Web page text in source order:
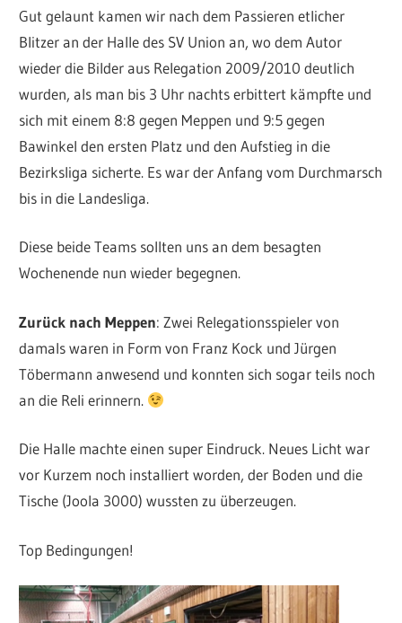
Gut gelaunt kamen wir nach dem Passieren etlicher
Blitzer an der Halle des SV Union an, wo dem Autor
wieder die Bilder aus Relegation 2009/2010 deutlich
wurden, als man bis 3 Uhr nachts erbittert kämpfte und
sich mit einem 8:8 gegen Meppen und 9:5 gegen
Bawinkel den ersten Platz und den Aufstieg in die
Bezirksliga sicherte. Es war der Anfang vom Durchmarsch
bis in die Landesliga.
Diese beide Teams sollten uns an dem besagten
Wochenende nun wieder begegnen.
Zurück nach Meppen: Zwei Relegationsspieler von
damals waren in Form von Franz Kock und Jürgen
Töbermann anwesend und konnten sich sogar teils noch
an die Reli erinnern.
Die Halle machte einen super Eindruck. Neues Licht war
vor Kurzem noch installiert worden, der Boden und die
Tische (Joola 3000) wussten zu überzeugen.
Top Bedingungen!